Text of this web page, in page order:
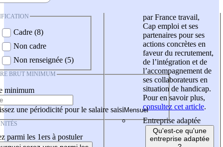
Cadre (8)
Non cadre
Non renseignée (5)
BRUT MINIMUM
minimum
une périodicité pour le salaire saisi
parmi les 1ers à postuler
par France travail,
Cap emploi et ses
partenaires pour ses
actions concrètes en
faveur du recrutement,
de l’intégration et de
l’accompagnement de
ses collaborateurs en
situation de handicap.
Pour en savoir plus,
consultez cet article.
Entreprise adaptée
Qu'est-ce qu'une
entreprise adaptée